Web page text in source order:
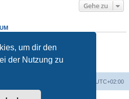
um dir den
der Nutzung zu
Gehe zu
diesem Forum erstellen.
nichtändern.
nicht löschen.
UTC+02:00